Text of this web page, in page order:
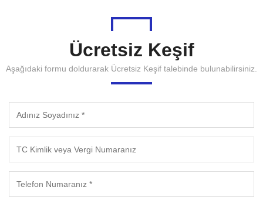
Ücretsiz Keşif
Aşağıdaki formu doldurarak Ücretsiz Keşif talebinde bulunabilirsiniz.